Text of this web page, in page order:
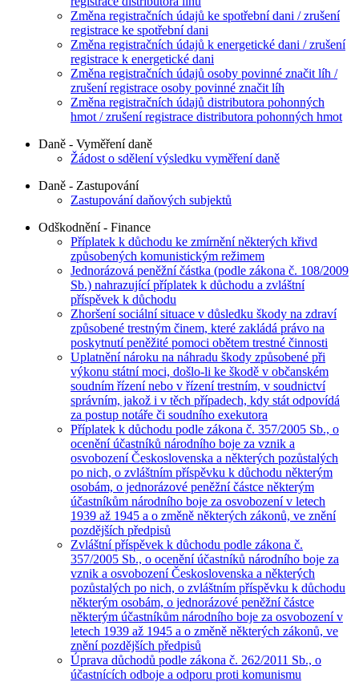
Změna registračních údajů ke spotřební dani / zrušení
registrace ke spotřební dani
Změna registračních údajů k energetické dani / zrušení
registrace k energetické dani
Změna registračních údajů osoby povinné značit líh /
zrušení registrace osoby povinné značit líh
Změna registračních údajů distributora pohonných
hmot / zrušení registrace distributora pohonných hmot
Daně - Vyměření daně
Žádost o sdělení výsledku vyměření daně
Daně - Zastupování
Zastupování daňových subjektů
Odškodnění - Finance
Příplatek k důchodu ke zmírnění některých křivd
způsobených komunistickým režimem
Jednorázová peněžní částka (podle zákona č. 108/2009
Sb.) nahrazující příplatek k důchodu a zvláštní
příspěvek k důchodu
Zhoršení sociální situace v důsledku škody na zdraví
způsobené trestným činem, které zakládá právo na
poskytnutí peněžité pomoci obětem trestné činnosti
Uplatnění nároku na náhradu škody způsobené při
výkonu státní moci, došlo-li ke škodě v občanském
soudním řízení nebo v řízení trestním, v soudnictví
správním, jakož i v těch případech, kdy stát odpovídá
za postup notáře či soudního exekutora
Příplatek k důchodu podle zákona č. 357/2005 Sb., o
ocenění účastníků národního boje za vznik a
osvobození Československa a některých pozůstalých
po nich, o zvláštním příspěvku k důchodu některým
osobám, o jednorázové peněžní částce některým
účastníkům národního boje za osvobození v letech
1939 až 1945 a o změně některých zákonů, ve znění
pozdějších předpisů
Zvláštní příspěvek k důchodu podle zákona č.
357/2005 Sb., o ocenění účastníků národního boje za
vznik a osvobození Československa a některých
pozůstalých po nich, o zvláštním příspěvku k důchodu
některým osobám, o jednorázové peněžní částce
některým účastníkům národního boje za osvobození v
letech 1939 až 1945 a o změně některých zákonů, ve
znění pozdějších předpisů
Úprava důchodů podle zákona č. 262/2011 Sb., o
účastnících odboje a odporu proti komunismu